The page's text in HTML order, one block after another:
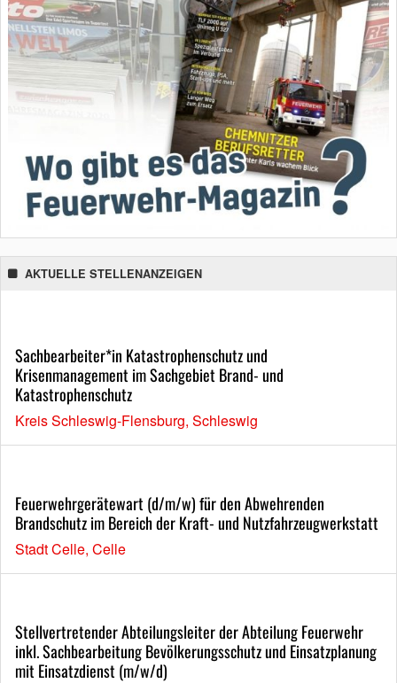
AKTUELLE STELLENANZEIGEN
Sachbearbeiter*in Katastrophenschutz und
Krisenmanagement im Sachgebiet Brand- und
Katastrophenschutz
Kreis Schleswig-Flensburg, Schleswig
Feuerwehrgerätewart (d/m/w) für den Abwehrenden
Brandschutz im Bereich der Kraft- und Nutzfahrzeugwerkstatt
Stadt Celle, Celle
Stellvertretender Abteilungsleiter der Abteilung Feuerwehr
inkl. Sachbearbeitung Bevölkerungsschutz und Einsatzplanung
mit Einsatzdienst (m/w/d)